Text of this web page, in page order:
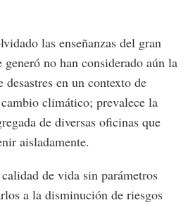
las enseñanzas del gran
no han considerado aún la
en un contexto de
climático; prevalece la
de diversas oficinas que
aisladamente.
de vida sin parámetros
a la disminución de riesgos